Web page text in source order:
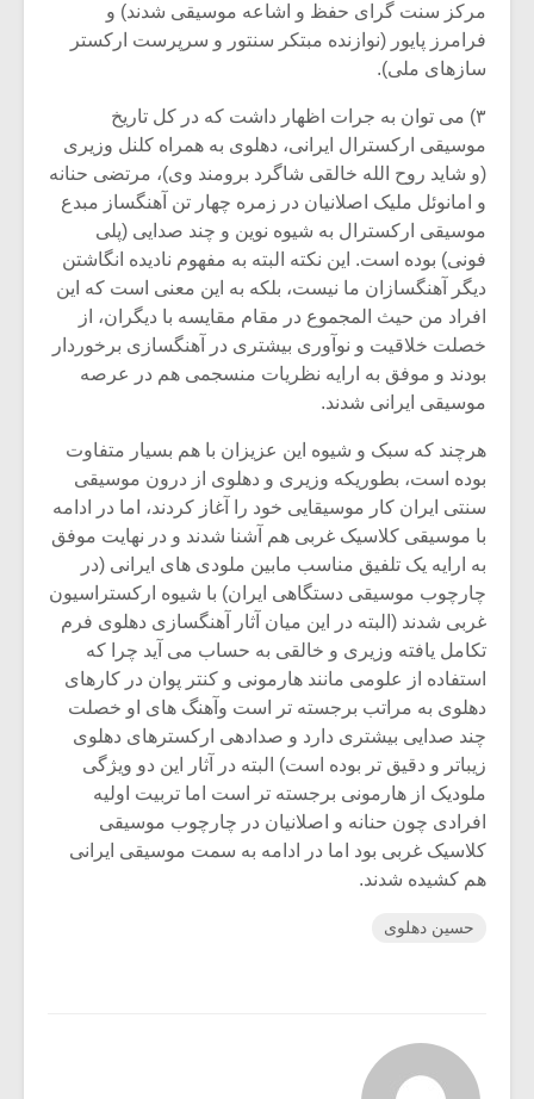
مرکز سنت گرای حفظ و اشاعه موسیقی شدند) و
فرامرز پایور (نوازنده مبتکر سنتور و سرپرست ارکستر
سازهای ملی).
۳) می توان به جرات اظهار داشت که در کل تاریخ
موسیقی ارکسترال ایرانی، دهلوی به همراه کلنل وزیری
(و شاید روح الله خالقی شاگرد برومند وی)، مرتضی حنانه
و امانوئل ملیک اصلانیان در زمره چهار تن آهنگساز مبدع
موسیقی ارکسترال به شیوه نوین و چند صدایی (پلی
فونی) بوده است. این نکته البته به مفهوم نادیده انگاشتن
دیگر آهنگسازان ما نیست، بلکه به این معنی است که این
افراد من حیث المجموع در مقام مقایسه با دیگران، از
خصلت خلاقیت و نوآوری بیشتری در آهنگسازی برخوردار
بودند و موفق به ارایه نظریات منسجمی هم در عرصه
موسیقی ایرانی شدند.
هرچند که سبک و شیوه این عزیزان با هم بسیار متفاوت
بوده است، بطوریکه وزیری و دهلوی از درون موسیقی
سنتی ایران کار موسیقایی خود را آغاز کردند، اما در ادامه
با موسیقی کلاسیک غربی هم آشنا شدند و در نهایت موفق
به ارایه یک تلفیق مناسب مابین ملودی های ایرانی (در
چارچوب موسیقی دستگاهی ایران) با شیوه ارکستراسیون
غربی شدند (البته در این میان آثار آهنگسازی دهلوی فرم
تکامل یافته وزیری و خالقی به حساب می آید چرا که
استفاده از علومی مانند هارمونی و کنتر پوان در کارهای
دهلوی به مراتب برجسته تر است وآهنگ های او خصلت
چند صدایی بیشتری دارد و صدادهی ارکسترهای دهلوی
زیباتر و دقیق تر بوده است) البته در آثار این دو ویژگی
ملودیک از هارمونی برجسته تر است اما تربیت اولیه
افرادی چون حنانه و اصلانیان در چارچوب موسیقی
کلاسیک غربی بود اما در ادامه به سمت موسیقی ایرانی
هم کشیده شدند.
حسین دهلوی